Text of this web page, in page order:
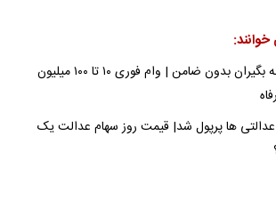
وام برای یارانه بگیران بدون ضامن | وام فوری ۱۰ تا ۱۰۰ میلیون
ها پرپول شد| قیمت روز سهام عدالت یک